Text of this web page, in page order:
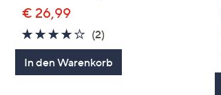
€ 26,99
4.0
von
5
(2)
Bewertungen
In den Warenkorb